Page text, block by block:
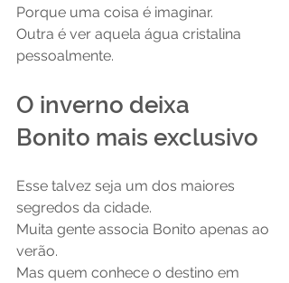
Porque uma coisa é imaginar.
Outra é ver aquela água cristalina
pessoalmente.
O inverno deixa
Bonito mais exclusivo
Esse talvez seja um dos maiores
segredos da cidade.
Muita gente associa Bonito apenas ao
verão.
Mas quem conhece o destino em